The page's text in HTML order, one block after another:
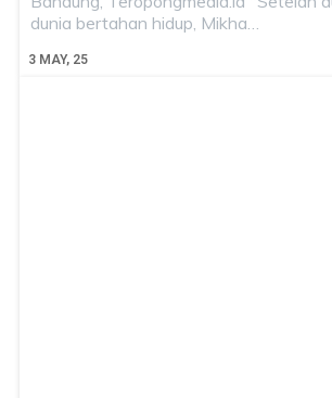
3 MAY, 25
dunia bertahan hidup, Mikha…